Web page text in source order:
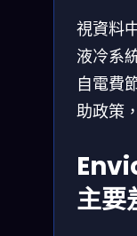
視資料
液冷系
自電費
助政策
主要